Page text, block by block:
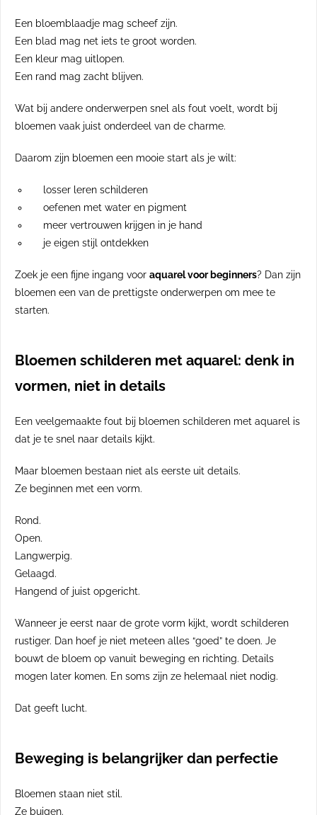
Een bloemblaadje mag scheef zijn.
Een blad mag net iets te groot worden.
Een kleur mag uitlopen.
Een rand mag zacht blijven.
Wat bij andere onderwerpen snel als fout voelt, wordt bij
bloemen vaak juist onderdeel van de charme.
Daarom zijn bloemen een mooie start als je wilt:
losser leren schilderen
oefenen met water en pigment
meer vertrouwen krijgen in je hand
je eigen stijl ontdekken
Zoek je een fijne ingang voor aquarel voor beginners? Dan zijn
bloemen een van de prettigste onderwerpen om mee te
starten.
Bloemen schilderen met aquarel: denk in
vormen, niet in details
Een veelgemaakte fout bij bloemen schilderen met aquarel is
dat je te snel naar details kijkt.
Maar bloemen bestaan niet als eerste uit details.
Ze beginnen met een vorm.
Rond.
Open.
Langwerpig.
Gelaagd.
Hangend of juist opgericht.
Wanneer je eerst naar de grote vorm kijkt, wordt schilderen
rustiger. Dan hoef je niet meteen alles “goed” te doen. Je
bouwt de bloem op vanuit beweging en richting. Details
mogen later komen. En soms zijn ze helemaal niet nodig.
Dat geeft lucht.
Beweging is belangrijker dan perfectie
Bloemen staan niet stil.
Ze buigen.